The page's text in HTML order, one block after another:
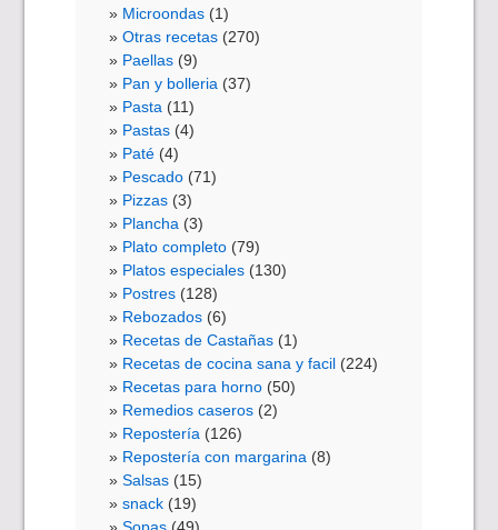
Microondas (1)
Otras recetas (270)
Paellas (9)
Pan y bolleria (37)
Pasta (11)
Pastas (4)
Paté (4)
Pescado (71)
Pizzas (3)
Plancha (3)
Plato completo (79)
Platos especiales (130)
Postres (128)
Rebozados (6)
Recetas de Castañas (1)
Recetas de cocina sana y facil (224)
Recetas para horno (50)
Remedios caseros (2)
Repostería (126)
Repostería con margarina (8)
Salsas (15)
snack (19)